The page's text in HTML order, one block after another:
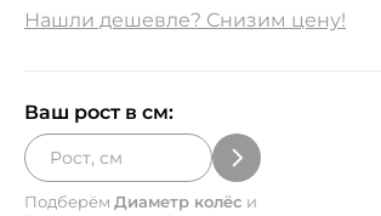
Нашли дешевле? Снизим цену!
Ваш рост в см:
Подберём Диаметр колёс и